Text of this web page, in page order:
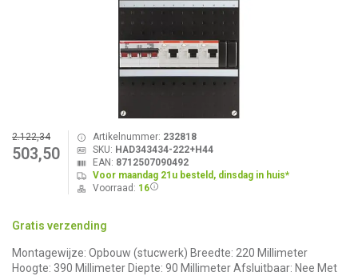
2.122,34
503,50
Artikelnummer: 232818
SKU: HAD343434-222+H44
EAN: 8712507090492
Voor maandag 21u besteld, dinsdag in huis*
Voorraad: 16
Gratis verzending
Montagewijze: Opbouw (stucwerk) Breedte: 220 Millimeter
Hoogte: 390 Millimeter Diepte: 90 Millimeter Afsluitbaar: Nee Met